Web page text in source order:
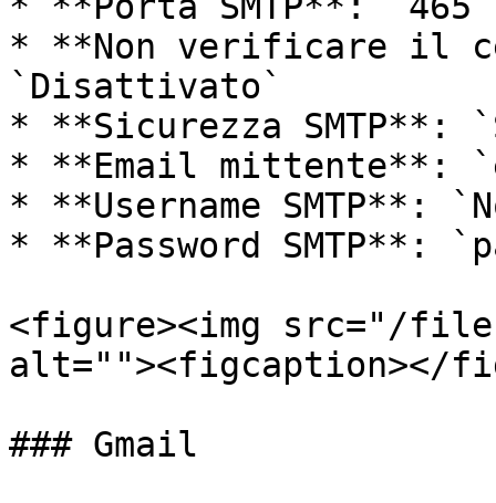
* **Non verificare il
`Disattivato`
* **Sicurezza SMTP**:
* **Email mittente**:
* **Username SMTP**:
* **Password SMTP**:
<figure><img src="/files/
alt=""><figcaption></
### Gmail